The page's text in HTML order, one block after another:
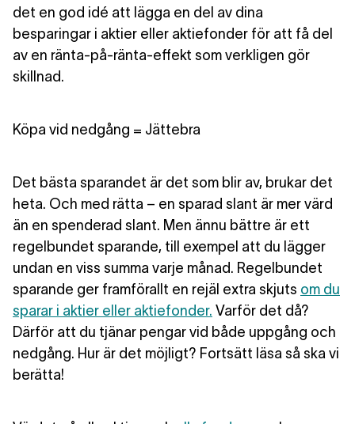
det en god idé att lägga en del av dina
besparingar i aktier eller aktiefonder för att få del
av en ränta-på-ränta-effekt som verkligen gör
skillnad.
Köpa vid nedgång = Jättebra
Det bästa sparandet är det som blir av, brukar det
heta. Och med rätta – en sparad slant är mer värd
än en spenderad slant. Men ännu bättre är ett
regelbundet sparande, till exempel att du lägger
undan en viss summa varje månad. Regelbundet
sparande ger framförallt en rejäl extra skjuts om du
sparar i aktier eller aktiefonder. Varför det då?
Därför att du tjänar pengar vid både uppgång och
nedgång. Hur är det möjligt? Fortsätt läsa så ska vi
berätta!